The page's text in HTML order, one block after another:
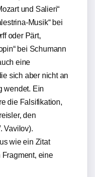
und Salieri“
Musik“ bei
oder Pärt,
bei Schumann
eine
sich aber nicht an
wendet. Ein
die Falsifikation,
den
Vavilov).
wie ein Zitat
eine